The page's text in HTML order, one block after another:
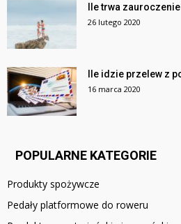
Ile trwa
26 lutego 2020
Ile idzie przelew z
16 marca 2020
POPULARNE KATEGORIE
Produkty spożywcze
Pedały platformowe do roweru